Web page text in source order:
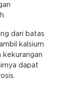
dari batas
kalsium
kekurangan
dapat